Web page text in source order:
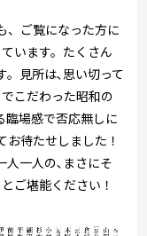
、ご覧になった方に
います。たくさん
見所は､思い切って
こだわった昭和の
臨場感で否応無しに
待たせしました！
人一人の､まさにそ
ご堪能ください！